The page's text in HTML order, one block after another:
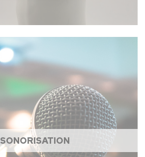
SONORISATION